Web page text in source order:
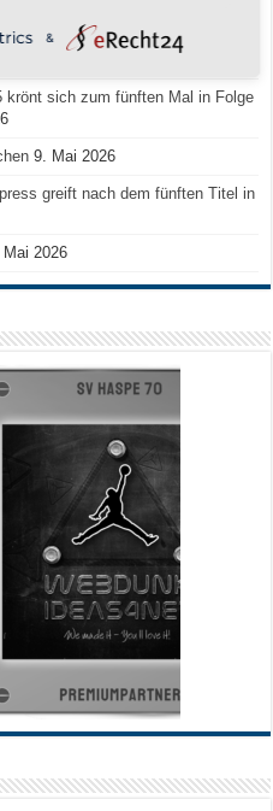
15. Mai 2026
krönt sich zum fünften Mal in Folge
9. Mai 2026
greift nach dem fünften Titel in
Mai 2026
&